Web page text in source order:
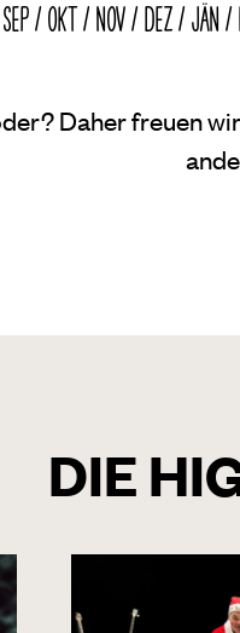
SEP/OKT/NOV/DEZ/JÄN/
Daher freuen
DIE